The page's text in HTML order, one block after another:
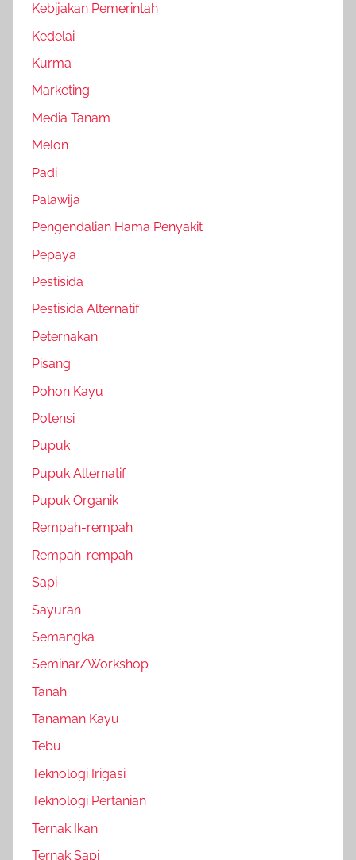
Kebijakan Pemerintah
Kedelai
Kurma
Marketing
Media Tanam
Melon
Padi
Palawija
Pengendalian Hama Penyakit
Pepaya
Pestisida
Pestisida Alternatif
Peternakan
Pisang
Pohon Kayu
Potensi
Pupuk
Pupuk Alternatif
Pupuk Organik
Rempah-rempah
Rempah-rempah
Sapi
Sayuran
Semangka
Seminar/Workshop
Tanah
Tanaman Kayu
Tebu
Teknologi Irigasi
Teknologi Pertanian
Ternak Ikan
Ternak Sapi